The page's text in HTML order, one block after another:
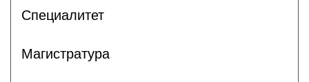
Специалитет
Магистратура